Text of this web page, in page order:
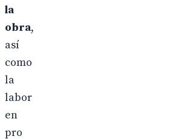
la
obra,
así
como
la
labor
en
pro